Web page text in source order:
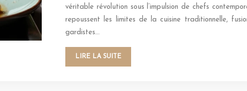
véritable révolution sous l’impulsion de chefs
repoussent les limites de la cuisine traditionnelle,
gardistes…
LIRE LA SUITE